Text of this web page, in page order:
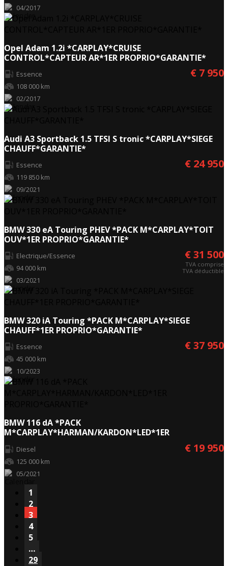
04/2017
Opel Adam 1.2i *CARPLAY*CRUISE
CONTROL*CAPTEUR AR*1ER PROPRIO*GARANTIE*
Essence
108 000 km
02/2017
€ 7 950
Audi A3 Sportback 1.5 TFSI S tronic *CARPLAY*SIEGE
CHAUFF*GARANTIE*
Essence
119 850 km
09/2021
€ 24 950
BMW 330 eA Touring PHEV *PACK M*CARPLAY*TOIT
OUV*1ER PROPRIO*GARANTIE*
Electrique/Essence
94 000 km
03/2021
€ 31 500
TVA comprise
TVA déductible
BMW 320 iA Touring *PACK M*CARPLAY*SIEGE
CHAUFF*1ER PROPRIO*GARANTIE*
Essence
45 000 km
10/2023
€ 37 950
BMW 116 dA *PACK
M*CARPLAY*HARMAN/KARDON*LED*1ER
Diesel
125 000 km
05/2021
€ 19 950
1
2
3
4
5
…
29